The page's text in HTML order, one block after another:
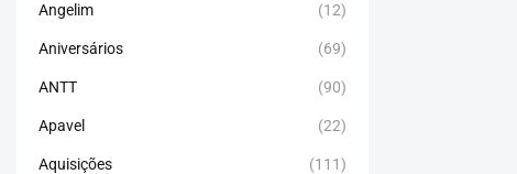
Angelim (12)
Aniversários (69)
ANTT (90)
Apavel (22)
Aquisições (111)